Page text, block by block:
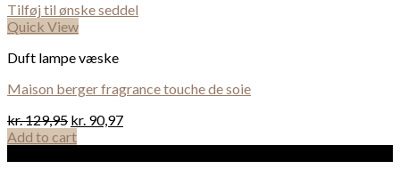
Tilføj til ønske seddel
Quick View
Duft lampe væske
Maison berger fragrance touche de soie
kr.129,95 kr. 90,97
Add to cart